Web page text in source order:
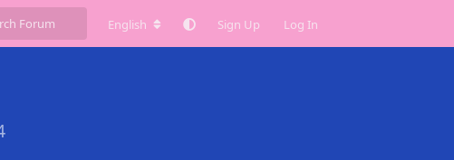
English Sign Up Log In